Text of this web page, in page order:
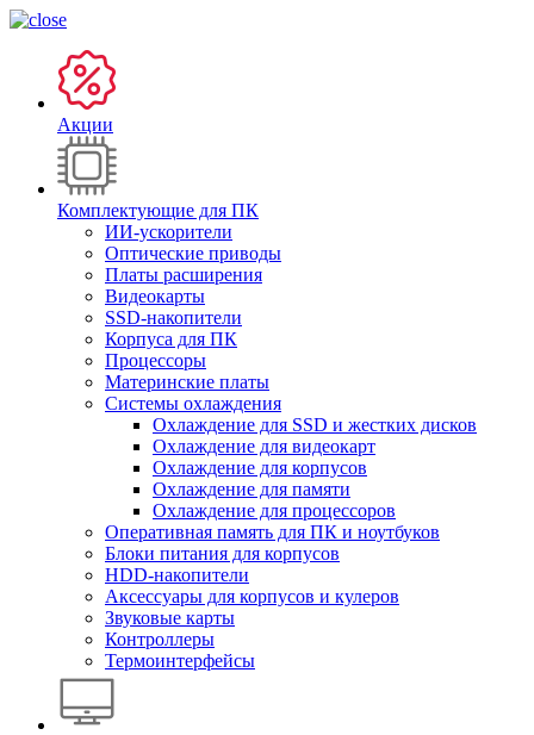
Акции
Комплектующие для ПК
ИИ-ускорители
Оптические приводы
Платы расширения
Видеокарты
SSD-накопители
Корпуса для ПК
Процессоры
Материнские платы
Системы охлаждения
Охлаждение для SSD и жестких дисков
Охлаждение для видеокарт
Охлаждение для корпусов
Охлаждение для памяти
Охлаждение для процессоров
Оперативная память для ПК и ноутбуков
Блоки питания для корпусов
HDD-накопители
Аксессуары для корпусов и кулеров
Звуковые карты
Контроллеры
Термоинтерфейсы